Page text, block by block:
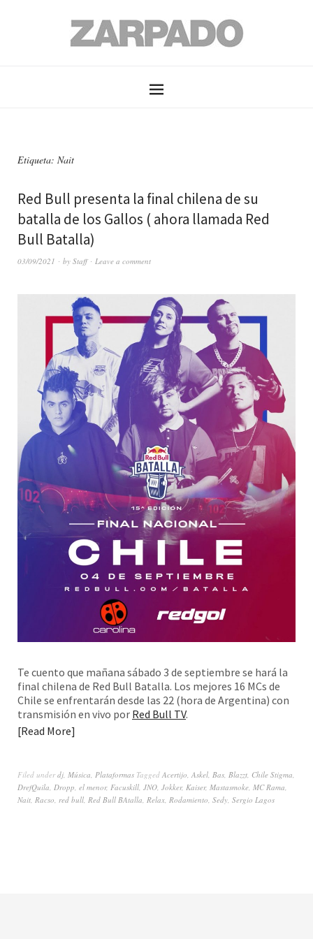
Etiqueta: Nait
Red Bull presenta la final chilena de su
batalla de los Gallos ( ahora llamada Red
Bull Batalla)
03/09/2021 by Staff Leave a comment
Te cuento que mañana sábado 3 de septiembre se hará la
final chilena de Red Bull Batalla. Los mejores 16 MCs de
Chile se enfrentarán desde las 22 (hora de Argentina) con
transmisión en vivo por Red Bull TV.
Read More
Filed underdj, Música, Plataformas Tagged Acertijo, Askel, Bas, Blazzt, Chile Stigma,
DrefQuila, Dropp, el menor, Facuskill, JNO, Jokker, Kaiser, Mastasmoke, MC Rama,
Nait, Racso, red bull, Red Bull BAtalla, Relax, Rodamiento, Sedy, Sergio Lagos